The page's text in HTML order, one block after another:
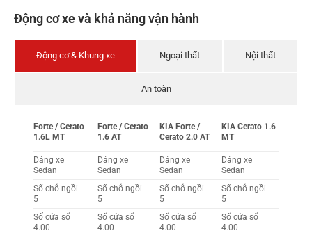
Động cơ xe và khả năng vận hành
Động cơ & Khung xe Ngoại thất Nội thất
An toàn
Forte / Cerato
1.6L MT
Forte / Cerato
1.6 AT
KIA Forte /
Cerato 2.0 AT
KIA Cerato 1.6
MT
Dáng xe
Sedan
Dáng xe
Sedan
Dáng xe
Sedan
Dáng xe
Sedan
Số chỗ ngồi
5
Số chỗ ngồi
5
Số chỗ ngồi
5
Số chỗ ngồi
5
Số cửa sổ
4.00
Số cửa sổ
4.00
Số cửa sổ
4.00
Số cửa sổ
4.00